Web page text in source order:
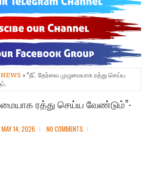
» ”நீட் தேர்வை முழுமையாக ரத்து செய்ய
ரத்து செய்ய வேண்டும்”-
MAY 14, 2026 NO COMMENTS